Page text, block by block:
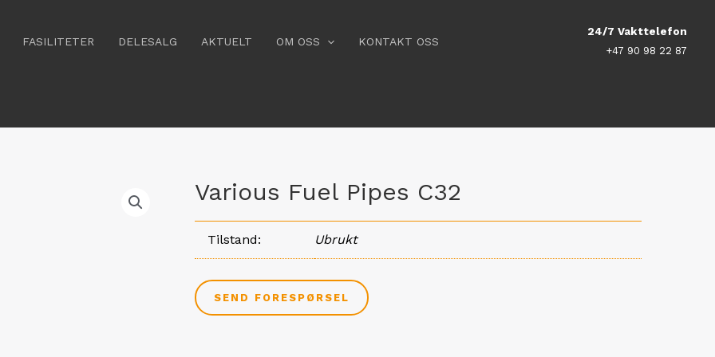
FASILITETER DELESALG AKTUELT OM OSS KONTAKT OSS
24/7 Vakttelefon
+47 90 98 22 87
Various Fuel Pipes C32
Tilstand Ubrukt
SEND FORESPØRSEL